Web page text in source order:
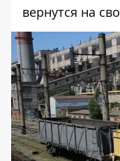
вернутся на